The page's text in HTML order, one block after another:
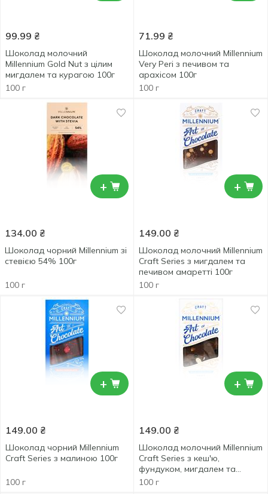
99.99 ₴
Шоколад молочний
Millennium Gold Nut з цілим
мигдалем та курагою 100г
100 г
71.99 ₴
Шоколад молочний Millennium
Very Peri з печивом та
арахісом 100г
100 г
+
134.00 ₴
Шоколад чорний Millennium зі
стевією 54% 100г
100 г
+
149.00 ₴
Шоколад молочний Millennium
Craft Series з мигдалем та
печивом амаретті 100г
100 г
+
149.00 ₴
Шоколад чорний Millennium
Craft Series з малиною 100г
100 г
+
149.00 ₴
Шоколад молочний Millennium
Craft Series з кеш'ю,
фундуком, мигдалем та
смородиною 100г
100 г